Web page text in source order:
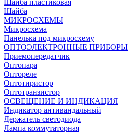
Шайба пластиковая
Шайба
МИКРОСХЕМЫ
Микросхема
Панелька под микросхему
ОПТОЭЛЕКТРОННЫЕ ПРИБОРЫ
Приемопередатчик
Оптопара
Оптореле
Оптотиристор
Оптотранзистор
ОСВЕЩЕНИЕ И ИНДИКАЦИЯ
Индикатор антивандальный
Держатель светодиода
Лампа коммутаторная